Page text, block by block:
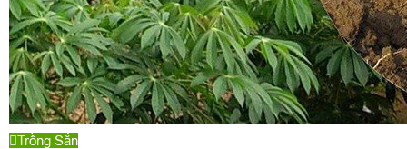
Trồng Sắn